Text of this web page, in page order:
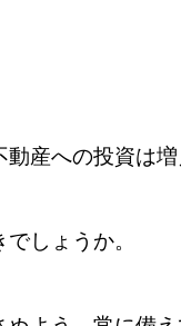
産への投資は
しょうか。